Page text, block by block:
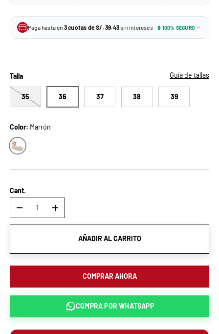
En tu primera compra · Sin monto mínimo
Tu precio con el cupón:
Paga hasta en 3 cuotas de S/. 39.43sin intereses 🔒 100% SEGURO
Talla Guía de tallas
35 36 37 38 39
Color: Marrón
Marrón
Cant.
- +
AÑADIR AL CARRITO
COMPRAR AHORA
COMPRA PORWHATSAPP